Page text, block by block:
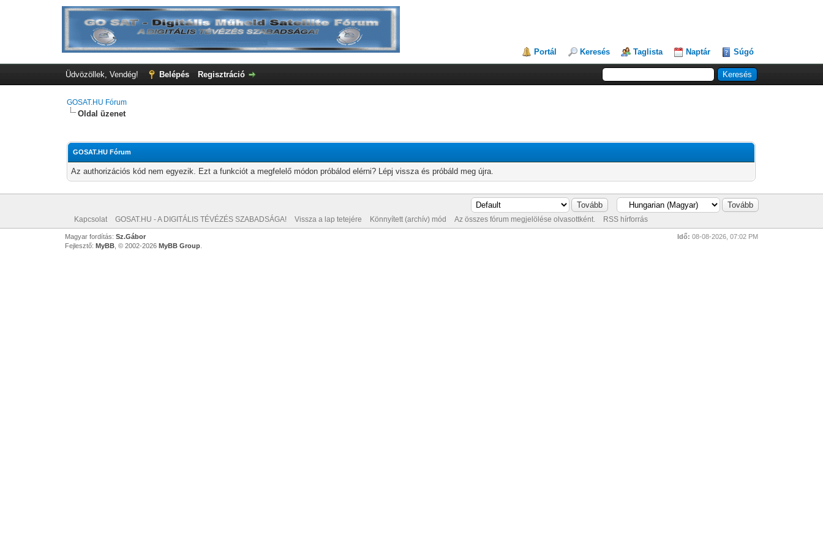
Portál Keresés Taglista Naptár Súgó
Üdvözöllek, Vendég! Belépés Regisztráció
GOSAT.HU Fórum
Oldal üzenet
GOSAT.HU Fórum
Az authorizációs kód nem egyezik. Ezt a funkciót a megfelelő módon próbálod elérni? Lépj vissza és próbáld meg újra.
Kapcsolat GOSAT.HU - A DIGITÁLIS TÉVÉZÉS SZABADSÁGA! Vissza a lap tetejére Könnyített (archív) mód Az összes fórum megjelölése olvasottként. RSS hírforrás
Idő: 08-08-2026, 07:02 PM
Magyar fordítás: Sz.Gábor
Fejlesztő: MyBB, © 2002-2026 MyBB Group.